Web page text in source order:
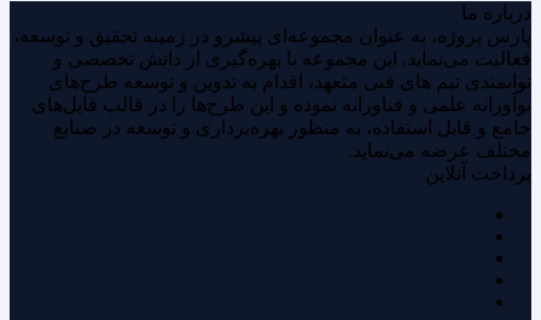
درباره ما
پارس پروژه، به عنوان مجموعه‌ای پیشرو در زمینه تحقیق و توسعه،
فعالیت می‌نماید. این مجموعه با بهره‌گیری از دانش تخصصی و
توانمندی‌ تیم های فنی متعهد، اقدام به تدوین و توسعه طرح‌های
نوآورانه علمی و فناورانه نموده و این طرح‌ها را در قالب فایل‌های
جامع و قابل استفاده، به منظور بهره‌برداری و توسعه در صنایع
مختلف عرضه می‌نماید.
پرداخت آنلاین